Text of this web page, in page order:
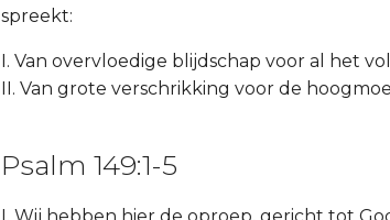
spreekt:
I. Van overvloedige blijdschap voor al het
II. Van grote verschrikking voor de
Psalm 149:1-5